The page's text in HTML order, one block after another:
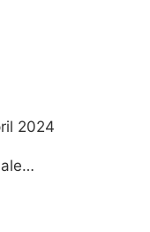
2024